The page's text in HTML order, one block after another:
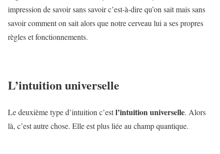
impression de savoir sans savoir c’est-à-dire qu’on sait mais sans
savoir comment on sait alors que notre cerveau lui a ses propres
règles et fonctionnements.
L’intuition universelle
Le deuxième type d’intuition c’estl’intuition universelle. Alors
là, c’est autre chose. Elle est plus liée au champ quantique.